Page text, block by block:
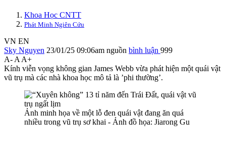
Khoa Học CNTT
Phát Minh Ngiên Cứu
VN EN
Sky Nguyen 23/01/25 09:06am nguồn bình luận 999
A- A A+
Kính viễn vọng không gian James Webb vừa phát hiện một quái vật
vũ trụ mà các nhà khoa học mô tả là ’phi thường’.
Ảnh minh họa về một lỗ đen quái vật đang ăn quá
nhiều trong vũ trụ sơ khai - Ảnh đồ họa: Jiarong Gu